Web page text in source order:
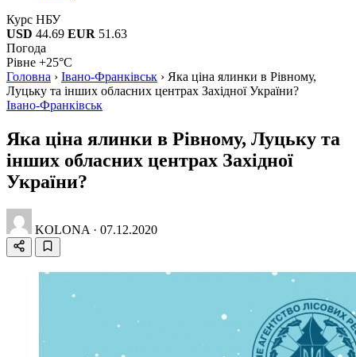
Курс НБУ
USD 44.69 EUR 51.63
Погода
Рівне +25°C
Головна › Івано-Франківськ › Яка ціна ялинки в Рівному,
Луцьку та інших обласних центрах Західної України?
Івано-Франківськ
Яка ціна ялинки в Рівному, Луцьку та
інших обласних центрах Західної
України?
KOLONA · 07.12.2020